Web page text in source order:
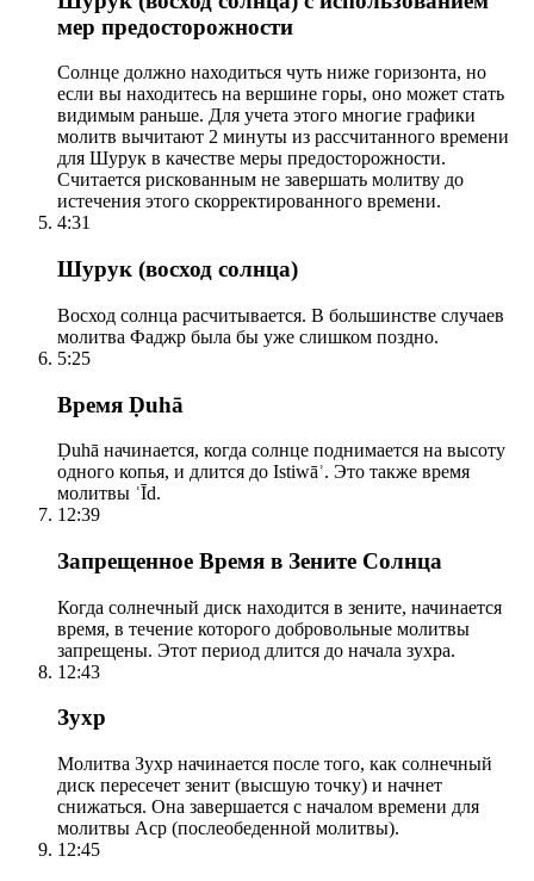
мер предосторожности
Солнце должно находиться чуть ниже горизонта, но
если вы находитесь на вершине горы, оно может стать
видимым раньше. Для учета этого многие графики
молитв вычитают 2 минуты из рассчитанного времени
для Шурук в качестве меры предосторожности.
Считается рискованным не завершать молитву до
истечения этого скорректированного времени.
4:31
Шурук (восход солнца)
Восход солнца расчитывается. В большинстве случаев
молитва Фаджр была бы уже слишком поздно.
5:25
Время Ḍuhā
Ḍuhā начинается, когда солнце поднимается на высоту
одного копья, и длится до Istiwāʾ. Это также время
молитвы ʿĪd.
12:39
Запрещенное Время в Зените Солнца
Когда солнечный диск находится в зените, начинается
время, в течение которого добровольные молитвы
запрещены. Этот период длится до начала зухра.
12:43
Зухр
Молитва Зухр начинается после того, как солнечный
диск пересечет зенит (высшую точку) и начнет
снижаться. Она завершается с началом времени для
молитвы Аср (послеобеденной молитвы).
12:45